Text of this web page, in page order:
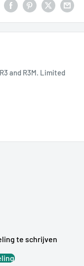
and R3M. Limited
te schrijven